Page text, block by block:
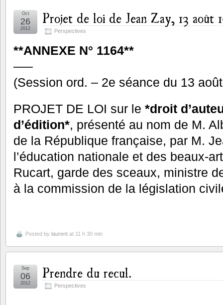
Projet de loi de Jean Zay, 13 août
Perspectives
Oct
26
2012
**ANNEXE N° 1164**
—–
(Session ord. – 2e séance du 13
PROJET DE LOI sur le *droit
d’édition*, présenté au nom de M.
de la République française, par M.
l’éducation nationale et des beaux-
Rucart, garde des sceaux, ministre
à la commission de la législation
Posted by laurent at 11 h 30 min
Prendre du recul.
Perspectives
Sep
06
2012